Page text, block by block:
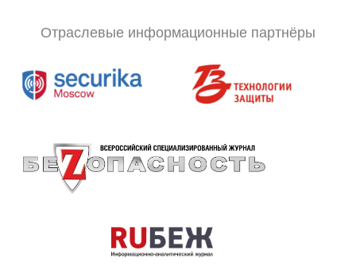
Отраслевые информационные партнёры